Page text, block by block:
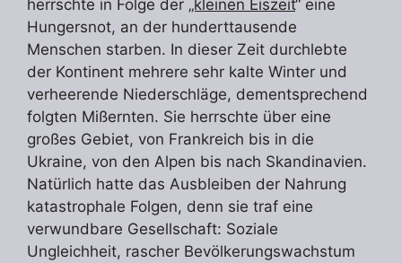
herrschte in Folge der „kleinen Eiszeit“ eine
Hungersnot, an der hunderttausende
Menschen starben. In dieser Zeit durchlebte
der Kontinent mehrere sehr kalte Winter und
verheerende Niederschläge, dementsprechend
folgten Mißernten. Sie herrschte über eine
großes Gebiet, von Frankreich bis in die
Ukraine, von den Alpen bis nach Skandinavien.
Natürlich hatte das Ausbleiben der Nahrung
katastrophale Folgen, denn sie traf eine
verwundbare Gesellschaft: Soziale
Ungleichheit, rascher Bevölkerungswachstum